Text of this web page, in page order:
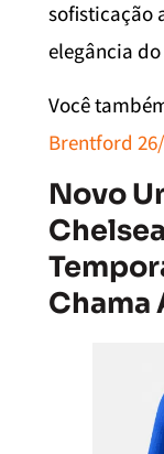
sofisticação
elegância
Você
Brentford
Novo
Chama